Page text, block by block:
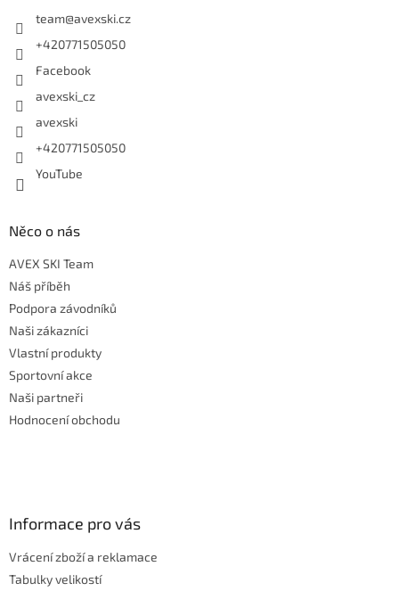
team@avexski.cz
+420771505050
Facebook
avexski_cz
avexski
+420771505050
YouTube
Něco o nás
AVEX SKI Team
Náš příběh
Podpora závodníků
Naši zákazníci
Vlastní produkty
Sportovní akce
Naši partneři
Hodnocení obchodu
Informace pro vás
Vrácení zboží a reklamace
Tabulky velikostí